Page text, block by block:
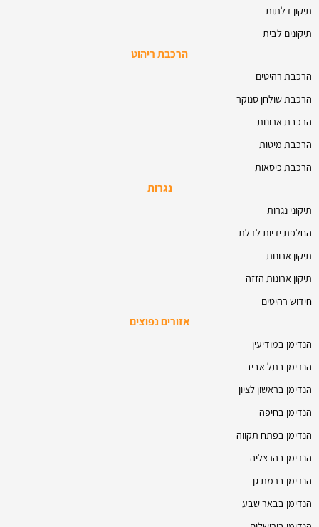
תיקון דלתות
תיקונים לבית
הרכבת ריהוט
הרכבת רהיטים
הרכבת שולחן סנוקר
הרכבת ארונות
הרכבת מיטות
הרכבת כיסאות
נגרות
תיקוני נגרות
החלפת ידיות לדלת
תיקון ארונות
תיקון ארונות הזזה
חידוש רהיטים
אזורים נפוצים
הנדימן במודיעין
הנדימן בתל אביב
הנדימן בראשון לציון
הנדימן בחיפה
הנדימן בפתח תקווה
הנדימן בהרצליה
הנדימן ברמת גן
הנדימן בבאר שבע